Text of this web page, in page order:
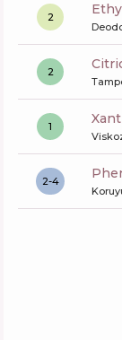
2
2
1
2-4